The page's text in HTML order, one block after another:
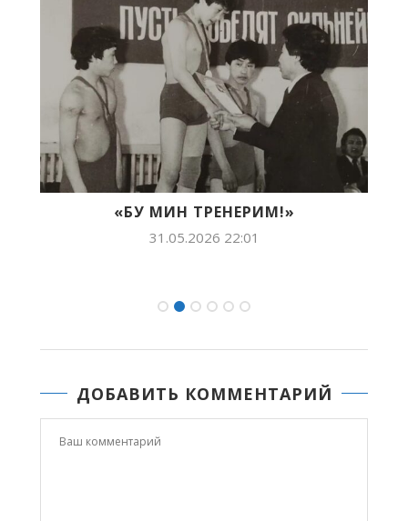
«БУ МИН ТРЕНЕРИМ!»
31.05.2026 22:01
ДОБАВИТЬ КОММЕНТАРИЙ